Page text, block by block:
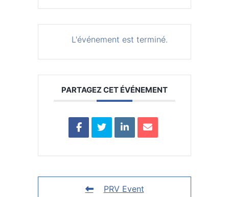
L'événement est terminé.
PARTAGEZ CET ÉVÉNEMENT
PRV Event